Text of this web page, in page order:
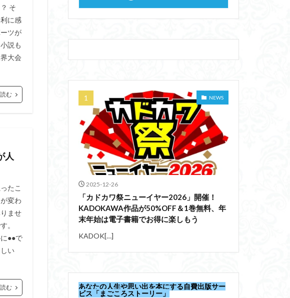
そ
に感
ツが
説も
大会
む
人
たこ
変わ
ませ
。
●●で
い
む
NEWS
2025-12-26
「カドカワ祭ニューイヤー2026」開催！
KADOKAWA作品が50%OFF＆1巻無料、年
末年始は電子書籍でお得に楽しもう
KADOK[…]
あなたの人生や思い出を本にする自費出版サー
ビス「まごころストーリー」